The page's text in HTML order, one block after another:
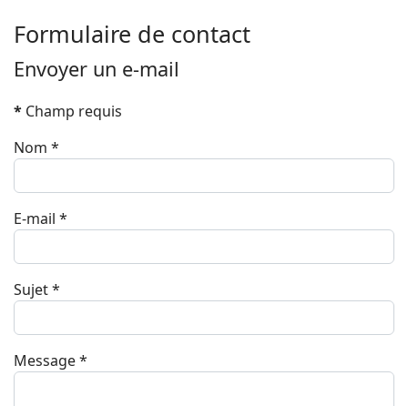
Formulaire de contact
Envoyer un e-mail
* Champ requis
Nom *
E-mail *
Sujet*
Message*